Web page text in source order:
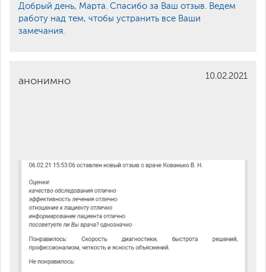
Добрый день, Марта. Спасибо за Ваш отзыв. Ведем
работу над тем, чтобы устранить все Ваши
замечания.
10.02.2021
анонимно